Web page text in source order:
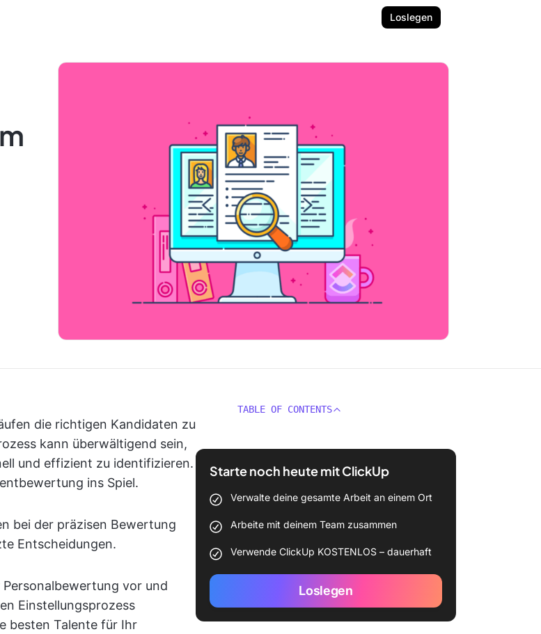
Loslegen
die richtigen Kandidaten zu
kann überwältigend sein,
und effizient zu identifizieren.
ins Spiel.
bei der präzisen Bewertung
Entscheidungen.
vor und
Einstellungsprozess
besten Talente für Ihr
TABLE OF CONTENTS
Starte noch heute mit ClickUp
Verwalte deine gesamte Arbeit an einem Ort
Arbeite mit deinem Team zusammen
Verwende ClickUp KOSTENLOS – dauerhaft
Loslegen